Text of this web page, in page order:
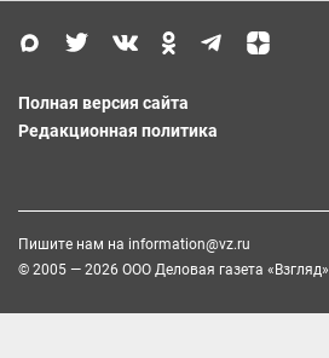
Полная версия сайта
Редакционная политика
Пишите нам на information@vz.ru
© 2005 — 2026 ООО Деловая газета «Взгляд»